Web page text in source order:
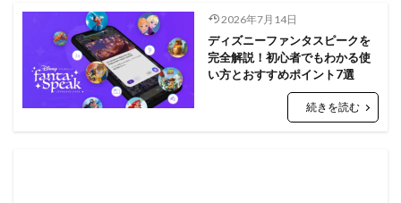
2026年7月14日
ディズニーファンタスピークを
完全解説！初心者でもわかる使
い方とおすすめポイント7選
続きを読む